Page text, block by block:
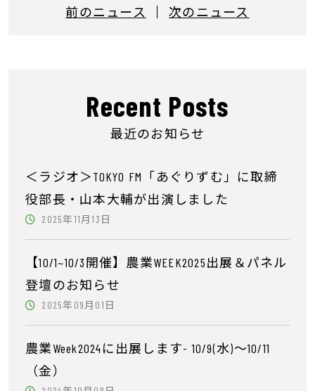
前のニュース 次のニュース
Recent Posts
最近のお知らせ
＜ラジオ＞TOKYO FM「あぐりずむ」に取締
役部長・山本大輔が出演しました
2025年11月13日
【10/1~10/3開催】農業WEEK2025出展＆パネル
登壇のお知らせ
2025年09月01日
農業Week2024に出展します- 10/9(水)～10/11
（金）